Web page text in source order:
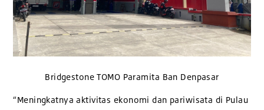
Bridgestone TOMO Paramita Ban Denpasar
“Meningkatnya aktivitas ekonomi dan pariwisata di Pulau